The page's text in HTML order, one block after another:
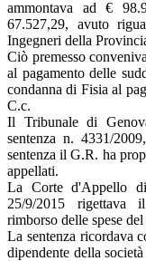
ammontava ad €
67.527,29, avuto
Ingegneri della
Ciò premesso
al pagamento delle
condanna di Fisia al
C.c.
Il Tribunale di
sentenza n. 4331/
sentenza il G.R. ha
appellati.
La Corte d'Appello
25/9/2015 rigettava
rimborso delle spese
La sentenza ricordava
dipendente della